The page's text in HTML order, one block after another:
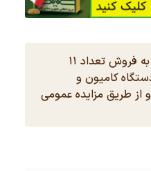
شهرداری در نظر دارد نسبت به فروش تعداد ۱۱
خودرو و تعداد ۴ دستگاه کامیون و
طریق مزایده عمومی